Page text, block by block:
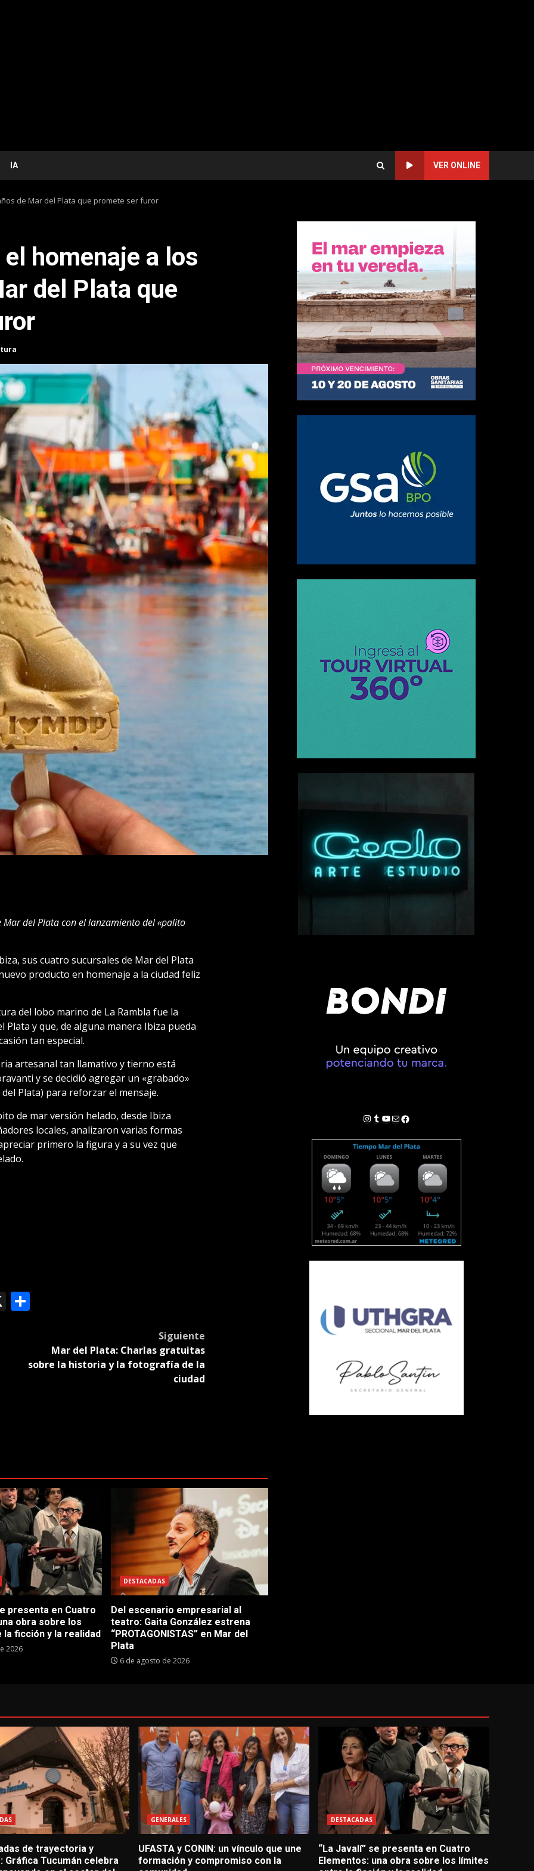
IA VER ONLINE
de Mar del Plata que promete ser furor
homenaje a los
del Plata que
del Plata con el lanzamiento del «palito
sus cuatro sucursales de Mar del Plata
producto en homenaje a la ciudad feliz
del lobo marino de La Rambla fue la
y que, de alguna manera Ibiza pueda
tan especial.
artesanal tan llamativo y tierno está
y se decidió agregar un «grabado»
Plata) para reforzar el mensaje.
de mar versión helado, desde Ibiza
locales, analizaron varias formas
primero la figura y a su vez que
X Compartir
Siguiente
Mar del Plata: Charlas gratuitas
sobre la historia y la fotografía de la
ciudad
presenta en Cuatro
obra sobre los
ficción y la realidad
2026
DESTACADAS
Del escenario empresarial al
teatro: Gaita González estrena
“PROTAGONISTAS” en Mar del
Plata
6 de agosto de 2026
Instagram
Tumblr
YouTube
Correo electrónico
Facebook
de trayectoria y
Gráfica Tucumán celebra
GENERALES
UFASTA y CONIN: un vínculo que une
formación y compromiso con la
DESTACADAS
“La Javalí” se presenta en Cuatro
Elementos: una obra sobre los límites